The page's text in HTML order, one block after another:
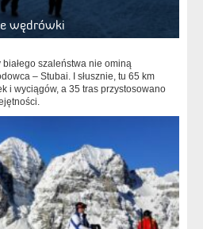
wędrówki
białego szaleństwa nie ominą
– Stubai. I słusznie, tu 65 km
i wyciągów, a 35 tras przystosowano